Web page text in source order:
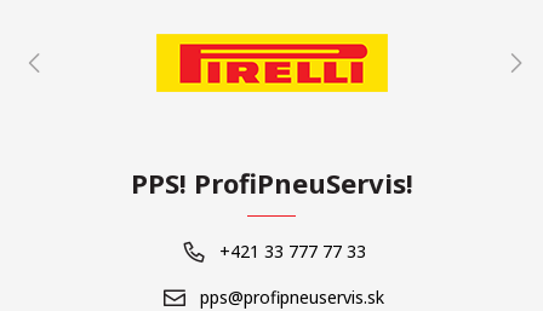
PPS! ProfiPneuServis!
+421 33 777 77 33
pps@profipneuservis.sk